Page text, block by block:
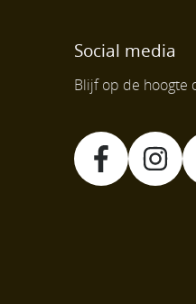
Social media
Blijf op de hoogte